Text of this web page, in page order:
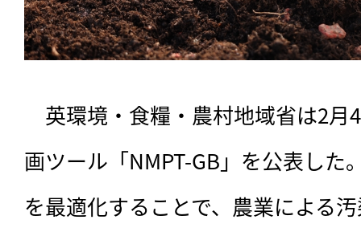
英環境・食糧・農村地域省は2月
画ツール「NMPT-GB」を公表した
を最適化することで、農業による